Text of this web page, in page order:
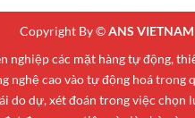
Copyright By ©ANS VIETNAM
nghiệp các mặt hàng tự động,
nghệ cao vào tự động hoá
dự, xét đoán trong việc